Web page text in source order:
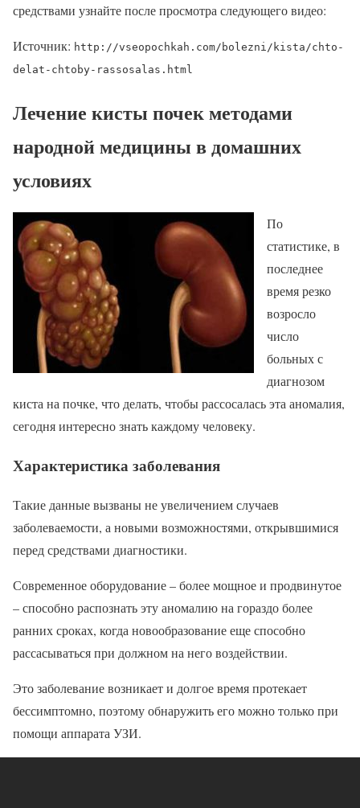
средствами узнайте после просмотра следующего видео:
Источник: http://vseopochkah.com/bolezni/kista/chto-
delat-chtoby-rassosalas.html
Лечение кисты почек методами
народной медицины в домашних
условиях
По
статистике, в
последнее
время резко
возросло
число
больных с
диагнозом
киста на почке, что делать, чтобы рассосалась эта аномалия,
сегодня интересно знать каждому человеку.
Характеристика заболевания
Такие данные вызваны не увеличением случаев
заболеваемости, а новыми возможностями, открывшимися
перед средствами диагностики.
Современное оборудование – более мощное и продвинутое
– способно распознать эту аномалию на гораздо более
ранних сроках, когда новообразование еще способно
рассасываться при должном на него воздействии.
Это заболевание возникает и долгое время протекает
бессимптомно, поэтому обнаружить его можно только при
помощи аппарата УЗИ.